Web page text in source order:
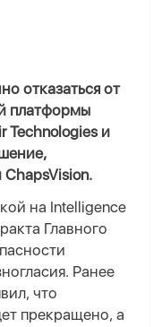
отказаться от
платформы
Technologies и
на Intelligence
Главного
Ранее
что
прекращено, а